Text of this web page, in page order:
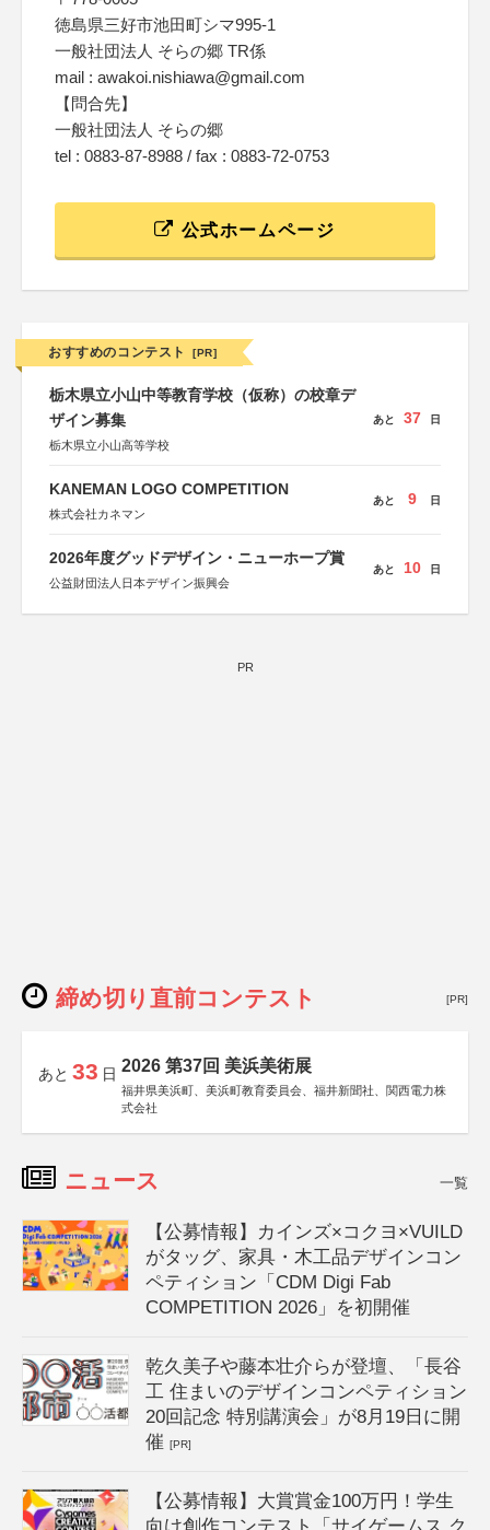
徳島県三好市池田町シマ995-1
一般社団法人 そらの郷 TR係
mail : awakoi.nishiawa@gmail.com
【問合先】
一般社団法人 そらの郷
tel : 0883-87-8988 / fax : 0883-72-0753
公式ホームページ
おすすめのコンテスト [PR]
栃木県立小山中等教育学校（仮称）の校章デ
ザイン募集
栃木県立小山高等学校
あと 37 日
KANEMAN LOGO COMPETITION
株式会社カネマン
あと 9 日
2026年度グッドデザイン・ニューホープ賞
公益財団法人日本デザイン振興会
あと 10 日
PR
締め切り直前コンテスト [PR]
あと 33 日 2026 第37回 美浜美術展
福井県美浜町、美浜町教育委員会、福井新聞社、関西電力株
式会社
ニュース 一覧
【公募情報】カインズ×コクヨ×VUILD
がタッグ、家具・木工品デザインコン
ペティション「CDM Digi Fab
COMPETITION 2026」を初開催
乾久美子や藤本壮介らが登壇、「長谷
工 住まいのデザインコンペティション
20回記念 特別講演会」が8月19日に開
催[PR]
【公募情報】大賞賞金100万円！学生